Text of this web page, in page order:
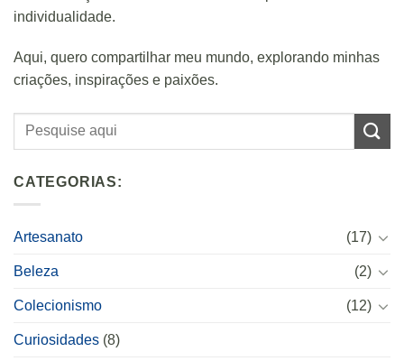
individualidade.
Aqui, quero compartilhar meu mundo, explorando minhas
criações, inspirações e paixões.
CATEGORIAS:
Artesanato (17)
Beleza (2)
Colecionismo (12)
Curiosidades (8)